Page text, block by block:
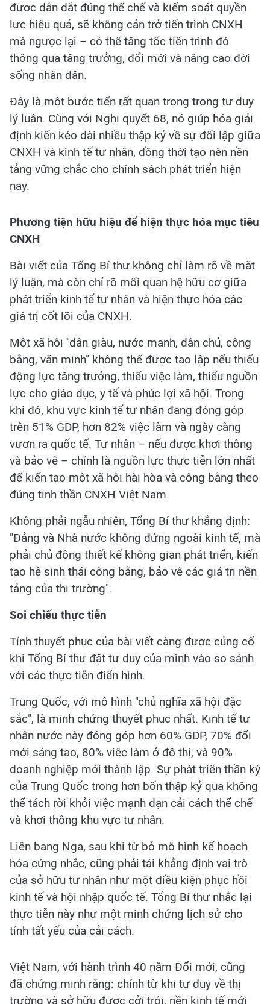
được dẫn dắt đúng thể chế và kiểm soát quyền
lực hiệu quả, sẽ không cản trở tiến trình CNXH
mà ngược lại – có thể tăng tốc tiến trình đó
thông qua tăng trưởng, đổi mới và nâng cao đời
sống nhân dân.
Đây là một bước tiến rất quan trọng trong tư duy
lý luận. Cùng với Nghị quyết 68, nó giúp hóa giải
định kiến kéo dài nhiều thập kỷ về sự đối lập giữa
CNXH và kinh tế tư nhân, đồng thời tạo nên nền
tảng vững chắc cho chính sách phát triển hiện
nay.
Phương tiện hữu hiệu để hiện thực hóa mục tiêu
CNXH
Bài viết của Tổng Bí thư không chỉ làm rõ về mặt
lý luận, mà còn chỉ rõ mối quan hệ hữu cơ giữa
phát triển kinh tế tư nhân và hiện thực hóa các
giá trị cốt lõi của CNXH.
Một xã hội "dân giàu, nước mạnh, dân chủ, công
bằng, văn minh" không thể được tạo lập nếu thiếu
động lực tăng trưởng, thiếu việc làm, thiếu nguồn
lực cho giáo dục, y tế và phúc lợi xã hội. Trong
khi đó, khu vực kinh tế tư nhân đang đóng góp
trên 51% GDP, hơn 82% việc làm và ngày càng
vươn ra quốc tế. Tư nhân – nếu được khơi thông
và bảo vệ – chính là nguồn lực thực tiễn lớn nhất
để kiến tạo một xã hội hài hòa và công bằng theo
đúng tinh thần CNXH Việt Nam.
Không phải ngẫu nhiên, Tổng Bí thư khẳng định:
"Đảng và Nhà nước không đứng ngoài kinh tế, mà
phải chủ động thiết kế không gian phát triển, kiến
tạo hệ sinh thái công bằng, bảo vệ các giá trị nền
tảng của thị trường".
Soi chiếu thực tiễn
Tính thuyết phục của bài viết càng được củng cố
khi Tổng Bí thư đặt tư duy của mình vào so sánh
với các thực tiễn điển hình.
Trung Quốc, với mô hình "chủ nghĩa xã hội đặc
sắc", là minh chứng thuyết phục nhất. Kinh tế tư
nhân nước này đóng góp hơn 60% GDP, 70% đổi
mới sáng tạo, 80% việc làm ở đô thị, và 90%
doanh nghiệp mới thành lập. Sự phát triển thần kỳ
của Trung Quốc trong hơn bốn thập kỷ qua không
thể tách rời khỏi việc mạnh dạn cải cách thể chế
và khơi thông khu vực tư nhân.
Liên bang Nga, sau khi từ bỏ mô hình kế hoạch
hóa cứng nhắc, cũng phải tái khẳng định vai trò
của sở hữu tư nhân như một điều kiện phục hồi
kinh tế và hội nhập quốc tế. Tổng Bí thư nhắc lại
thực tiễn này như một minh chứng lịch sử cho
tính tất yếu của cải cách.
Việt Nam, với hành trình 40 năm Đổi mới, cũng
đã chứng minh rằng: chính từ khi tư duy về thị
trường và sở hữu được cởi trói, nền kinh tế mới